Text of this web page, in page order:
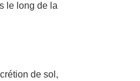
le long de la
de sol,